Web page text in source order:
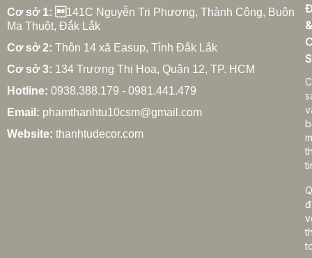
27/02/2026
Cách chọn rèm cửa gia đình hợp phong thủy
27/02/2026
Cơ sở 1: 141C Nguyễn Tri Phương, Thành Công, Buôn
Ma Thuột, Đắk Lắk
Cơ sở 2: Thôn 14 xã Easup, Tỉnh Đắk Lắk
Cơ sở 3: 134 Trương Thị Hoa, Quận 12, TP. HCM
Hotline: 0938.388.179 - 0981.441.479
Email: phamthanhtu10csm@gmail.com
Website: thanhtudecor.com
&